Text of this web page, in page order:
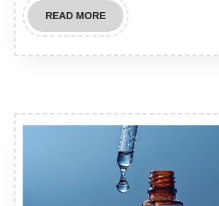
READ MOREREAD
MORE